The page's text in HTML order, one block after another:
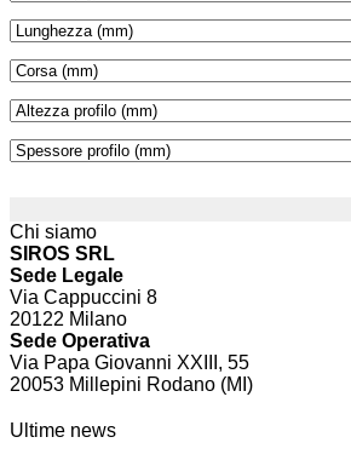
Chi siamo
SIROS SRL
Sede Legale
Via Cappuccini 8
20122 Milano
Sede Operativa
Via Papa Giovanni XXIII, 55
20053 Millepini Rodano (MI)
Ultime news